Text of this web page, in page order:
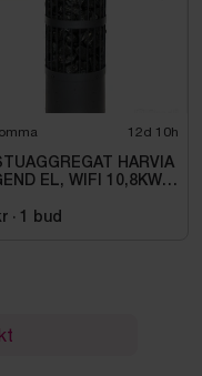
12d 10h
HARVIA
EL, WIFI 10,8KW
· bud